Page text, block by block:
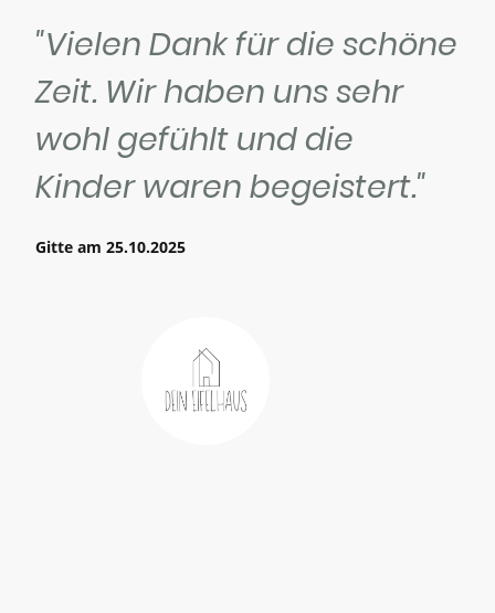
"Vielen Dank für die schöne
Zeit. Wir haben uns sehr
wohl gefühlt und die
Kinder waren begeistert."
Gitte am 25.10.2025